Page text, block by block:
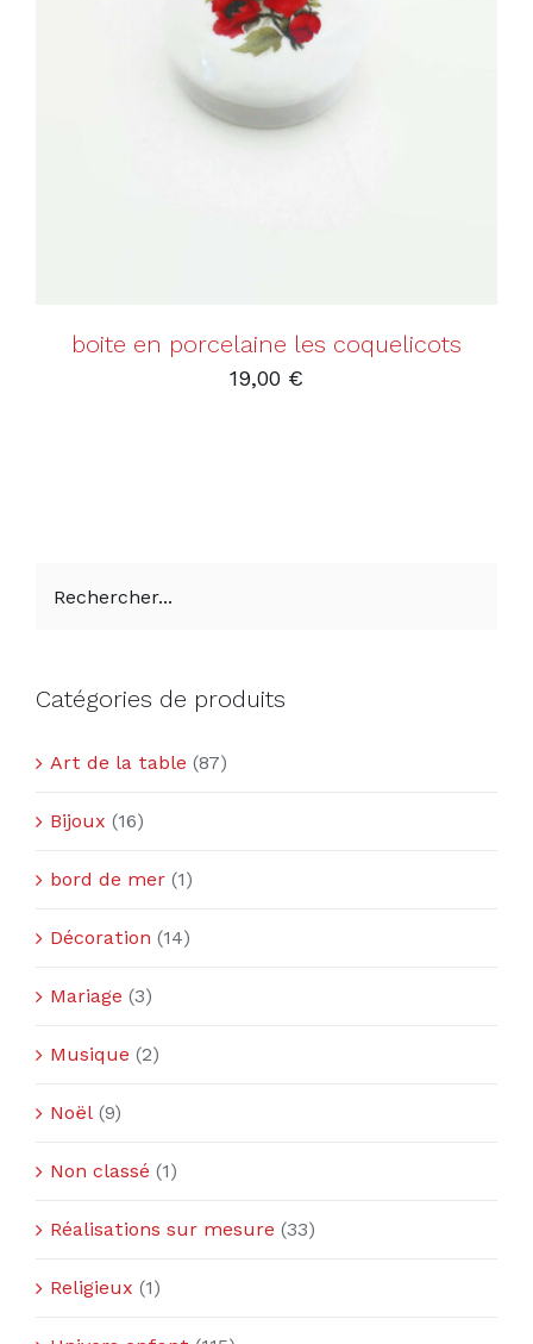
AJOUTER AU PANIER
boite en porcelaine les coquelicots
19,00 €
Catégories de produits
Art de la table (87)
Bijoux (16)
bord de mer (1)
Décoration (14)
Mariage (3)
Musique (2)
Noël (9)
Non classé (1)
Réalisations sur mesure (33)
Religieux (1)